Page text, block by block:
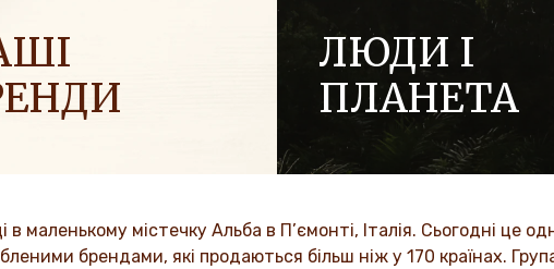
БІЛЬШЕ
ЛЮДИ І
ПЛАНЕТА
Будучи сімейною компанією, такі
цінності, як повага, чесність та
маленькому містечку Альба в П’ємонті, Італія. Сьогодні це
брендами, які продаються більш ніж у 170 країнах.